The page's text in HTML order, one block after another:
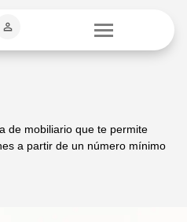
de mobiliario que te permite
a partir de un número mínimo